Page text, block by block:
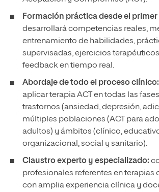
Formación práctica desde el primer
desarrollará competencias reales,
entrenamiento de habilidades,
supervisadas, ejercicios
feedback en tiempo real.
Abordaje de todo el proceso clínico:
aplicar terapia ACT en todas las
trastornos (ansiedad, depresión,
múltiples poblaciones (ACT para
adultos) y ámbitos (clínico,
organizacional, social y sanitario).
Claustro experto y especializado:
profesionales referentes en terapias
con amplia experiencia clínica y